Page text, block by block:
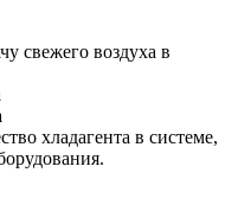
свежего воздуха в
хладагента в системе,